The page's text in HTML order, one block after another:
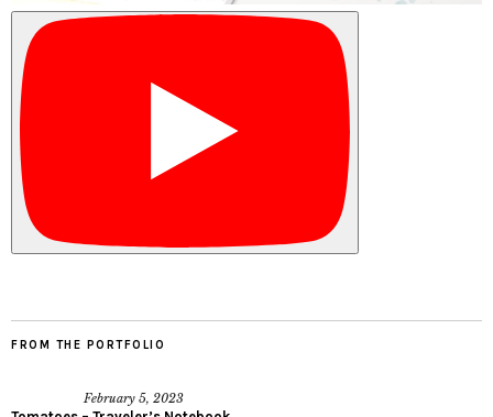
FROM THE PORTFOLIO
February 5, 2023